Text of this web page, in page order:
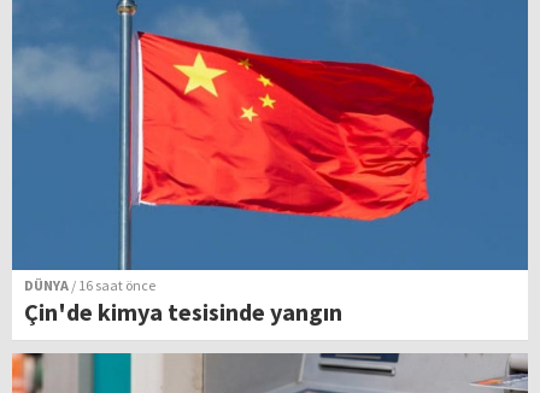
DÜNYA / 16 saat önce
Çin'de kimya tesisinde yangın